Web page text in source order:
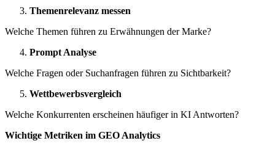
Themenrelevanz messen
Welche Themen führen zu Erwähnungen der Marke?
Prompt Analyse
Welche Fragen oder Suchanfragen führen zu Sichtbarkeit?
Wettbewerbsvergleich
Welche Konkurrenten erscheinen häufiger in KI Antworten?
Wichtige Metriken im GEO Analytics